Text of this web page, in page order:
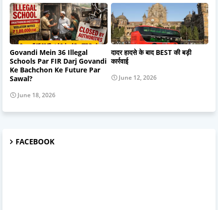
Govandi Mein 36 Illegal
Schools Par FIR Darj Govandi
Ke Bachchon Ke Future Par
Sawal?
June 18, 2026
दादर हादसे के बाद BEST की बड़ी
कार्रवाई
June 12, 2026
FACEBOOK